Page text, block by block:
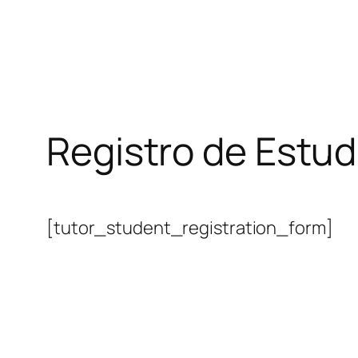
Registro de
[tutor_student_registration_form]